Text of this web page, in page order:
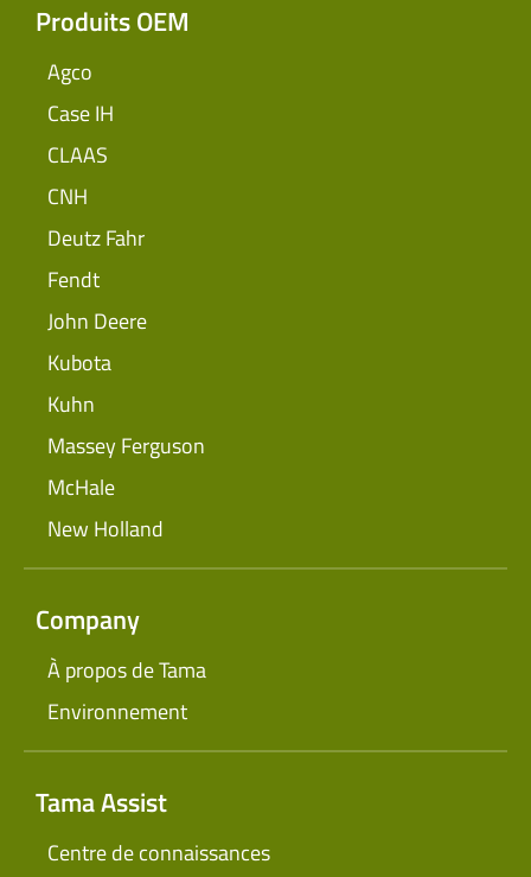
Produits OEM
Agco
Case IH
CLAAS
CNH
Deutz Fahr
Fendt
John Deere
Kubota
Kuhn
Massey Ferguson
McHale
New Holland
Company
À propos de Tama
Environnement
Tama Assist
Centre de connaissances